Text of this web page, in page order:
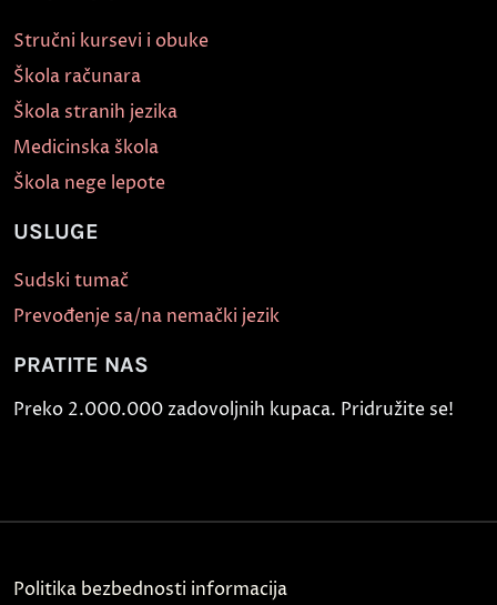
Stručni kursevi i obuke
Škola računara
Škola stranih jezika
Medicinska škola
Škola nege lepote
USLUGE
Sudski tumač
Prevođenje sa/na nemački jezik
PRATITE NAS
Preko 2.000.000 zadovoljnih kupaca. Pridružite se!
Politika bezbednosti informacija